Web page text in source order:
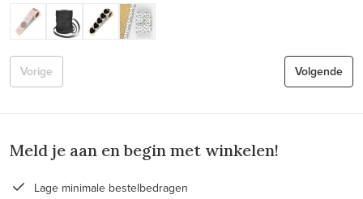
Volgende
Vorige
Meld je aan en begin met winkelen!
Lage minimale bestelbedragen